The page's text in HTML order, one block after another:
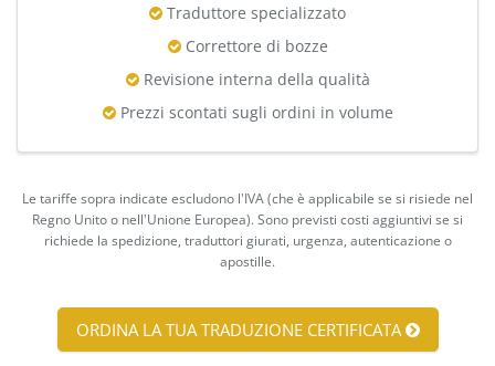
Traduttore specializzato
Correttore di bozze
Revisione interna della qualità
Prezzi scontati sugli ordini in volume
Le tariffe sopra indicate escludono l'IVA (che è applicabile se si risiede nel
Regno Unito o nell'Unione Europea). Sono previsti costi aggiuntivi se si
richiede la spedizione, traduttori giurati, urgenza, autenticazione o
apostille.
ORDINA LA TUA TRADUZIONE CERTIFICATA